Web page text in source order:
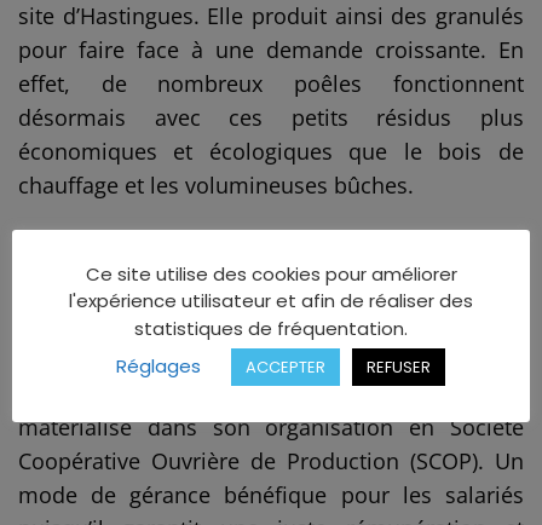
site d’Hastingues. Elle produit ainsi des granulés
pour faire face à une demande croissante. En
effet, de nombreux poêles fonctionnent
désormais avec ces petits résidus plus
économiques et écologiques que le bois de
chauffage et les volumineuses bûches.
Elle s’intéresse aussi à d’autres combustibles
moins connus comme la fraction ligneuse, le
broyat et les plaquettes (issues de l’exploitation
Sa démarche durable et de proximité se
matérialise dans son organisation en Société
Coopérative Ouvrière de Production (SCOP). Un
mode de gérance bénéfique pour les salariés
Ce site utilise des cookies pour améliorer
l'expérience utilisateur et afin de réaliser des
statistiques de fréquentation.
Réglages
ACCEPTER REFUSER